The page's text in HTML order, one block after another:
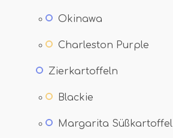
Okinawa
Charleston Purple
Zierkartoffeln
Blackie
Margarita Süßkartoffel